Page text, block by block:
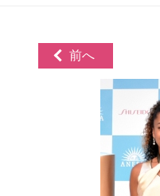
前へ